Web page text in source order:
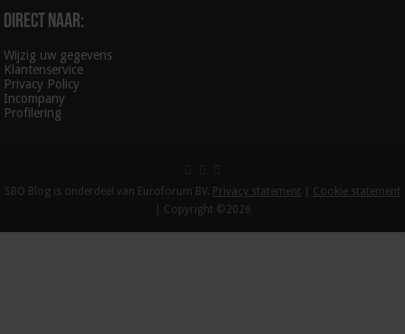
Direct naar:
Wijzig uw gegevens
Klantenservice
Privacy Policy
Incompany
Profilering
SBO Blog is onderdeel van Euroforum BV. Privacy statement
Cookie statement
| Copyright ©2026